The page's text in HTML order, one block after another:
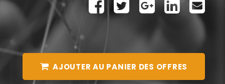
AJOUTER AU PANIER DES OFFRES